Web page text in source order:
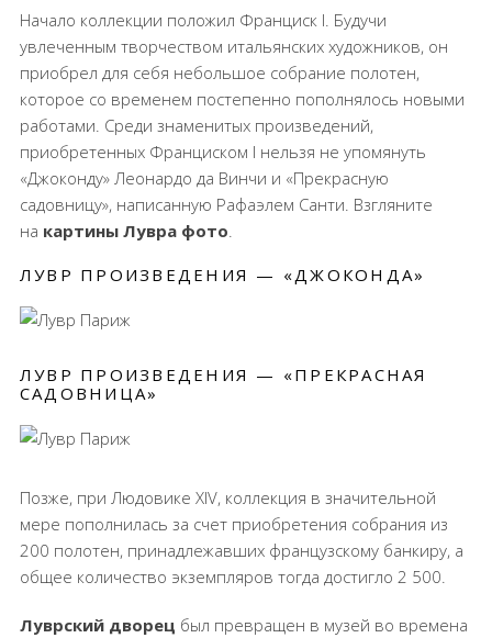
Начало коллекции положил Франциск I. Будучи
увлеченным творчеством итальянских художников, он
приобрел для себя небольшое собрание полотен,
которое со временем постепенно пополнялось новыми
работами. Среди знаменитых произведений,
приобретенных Франциском I нельзя не упомянуть
«Джоконду» Леонардо да Винчи и «Прекрасную
садовницу», написанную Рафаэлем Санти. Взгляните
на картины Лувра фото
ЛУВР ПРОИЗВЕДЕНИЯ — «ДЖОКОНДА»
ЛУВР ПРОИЗВЕДЕНИЯ — «ПРЕКРАСНАЯ
САДОВНИЦА»
Позже, при Людовике XIV, коллекция в значительной
мере пополнилась за счет приобретения собрания из
200 полотен, принадлежавших французскому банкиру, а
общее количество экземпляров тогда достигло 2 500.
Луврский дворец был превращен в музей во времена